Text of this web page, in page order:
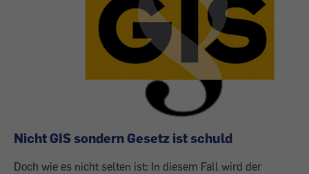
Nicht GIS sondern Gesetz ist schuld
Doch wie es nicht selten ist: In diesem Fall wird der